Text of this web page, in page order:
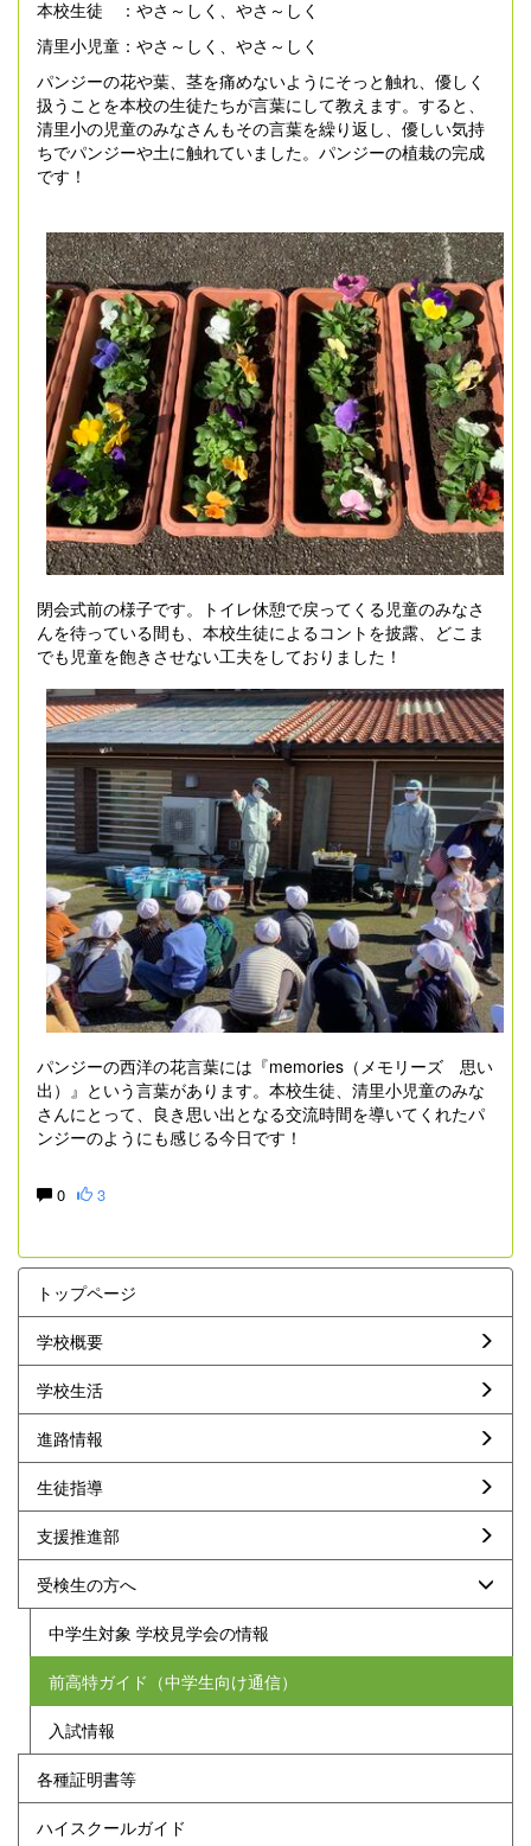
本校生徒 ：やさ～しく、やさ～しく
清里小児童：やさ～しく、やさ～しく
パンジーの花や葉、茎を痛めないようにそっと触れ、優しく
扱うことを本校の生徒たちが言葉にして教えます。すると、
清里小の児童のみなさんもその言葉を繰り返し、優しい気持
ちでパンジーや土に触れていました。パンジーの植栽の完成
です！
閉会式前の様子です。トイレ休憩で戻ってくる児童のみなさ
んを待っている間も、本校生徒によるコントを披露、どこま
でも児童を飽きさせない工夫をしておりました！
パンジーの西洋の花言葉には『memories（メモリーズ 思い
出）』という言葉があります。本校生徒、清里小児童のみな
さんにとって、良き思い出となる交流時間を導いてくれたパ
ンジーのようにも感じる今日です！
0 3
トップページ
学校概要
学校生活
進路情報
生徒指導
支援推進部
受検生の方へ
中学生対象 学校見学会の情報
前高特ガイド（中学生向け通信）
入試情報
各種証明書等
ハイスクールガイド